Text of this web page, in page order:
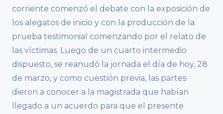
corriente comenzó el debate con la exposición de
los alegatos de inicio y con la producción de la
prueba testimonial comenzando por el relato de
las víctimas. Luego de un cuarto intermedio
dispuesto, se reanudó la jornada el día de hoy, 28
de marzo, y como cuestión previa, las partes
dieron a conocer a la magistrada que habían
llegado a un acuerdo para que el presente